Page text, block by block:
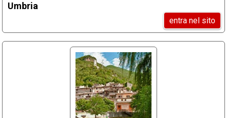
Umbria
entra nel sito